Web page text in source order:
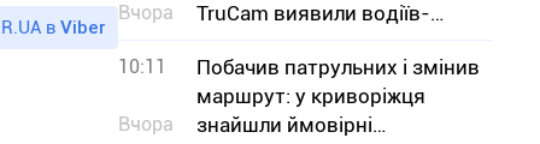
в Viber
Вчора
TruCam виявили водіїв-
порушників
10:11
Вчора
Побачив патрульних і змінив
маршрут: у криворіжця
знайшли ймовірні